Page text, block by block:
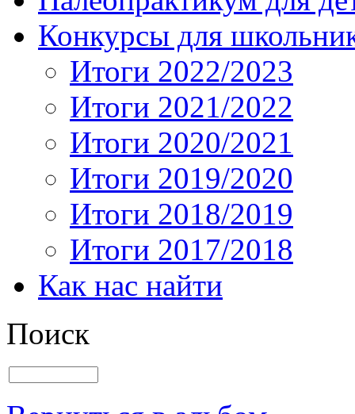
Конкурсы для
Итоги 2022/2023
Итоги 2021/2022
Итоги 2020/2021
Итоги 2019/2020
Итоги 2018/2019
Итоги 2017/2018
Как нас найти
Поиск